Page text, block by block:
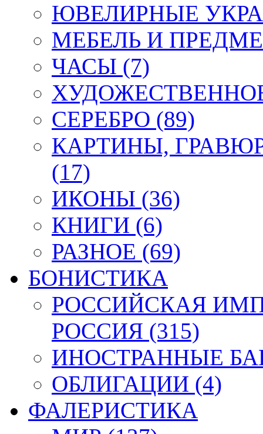
ЮВЕЛИРНЫЕ
МЕБЕЛЬ И
ЧАСЫ (7)
СЕРЕБРО (89)
КАРТИНЫ,
(17)
ИКОНЫ (36)
КНИГИ (6)
РАЗНОЕ (69)
БОНИСТИКА
РОССИЙСКАЯ
РОССИЯ (315)
ИНОСТРАННЫЕ
ОБЛИГАЦИИ (4)
ФАЛЕРИСТИКА